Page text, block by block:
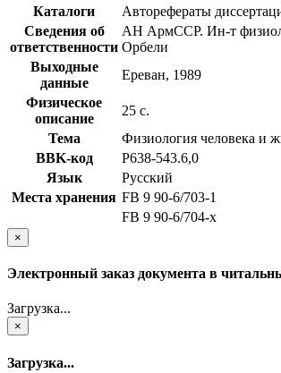
Каталоги
Авторефераты
Сведения об
ответственности
АН АрмССР. Ин-т
Орбели
Выходные
данные
Ереван, 1989
Физическое
описание
25 с.
Тема
Физиология человека и
BBK-код
Р638-543.6,0
Язык
Русский
Места хранения FB 9 90-6/703-1
FB 9 90-6/704-x
×
Электронный заказ документа в
Загрузка...
×
Загрузка...